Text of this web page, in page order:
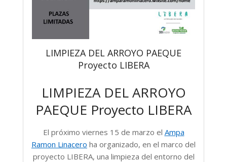
LIMPIEZA DEL ARROYO PAEQUE
Proyecto LIBERA
LIMPIEZA DEL ARROYO
PAEQUE Proyecto LIBERA
El próximo viernes 15 de marzo el Ampa
Ramon Linacero ha organizado, en el marco del
proyecto LIBERA, una limpieza del entorno del